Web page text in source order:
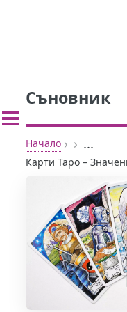
Съновник
Начало › › ...
Карти Таро –